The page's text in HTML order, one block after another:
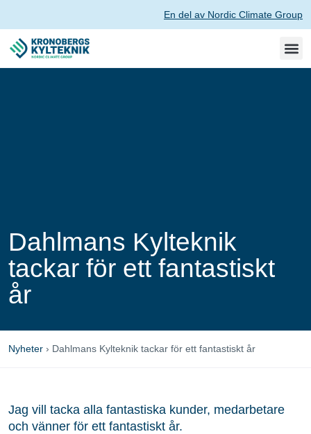
En del av Nordic Climate Group
Dahlmans Kylteknik
tackar för ett fantastiskt
år
Nyheter › Dahlmans Kylteknik tackar för ett fantastiskt år
Jag vill tacka alla fantastiska kunder, medarbetare
och vänner för ett fantastiskt år.